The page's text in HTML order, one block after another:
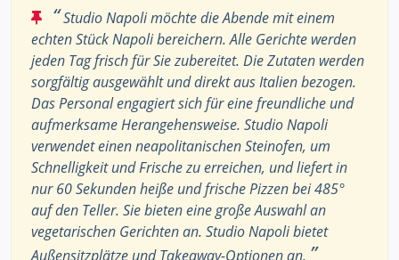
“Studio Napoli möchte die Abende mit einem
echten Stück Napoli bereichern. Alle Gerichte werden
jeden Tag frisch für Sie zubereitet. Die Zutaten werden
sorgfältig ausgewählt und direkt aus Italien bezogen.
Das Personal engagiert sich für eine freundliche und
aufmerksame Herangehensweise. Studio Napoli
verwendet einen neapolitanischen Steinofen, um
Schnelligkeit und Frische zu erreichen, und liefert in
nur 60 Sekunden heiße und frische Pizzen bei 485°
auf den Teller. Sie bieten eine große Auswahl an
vegetarischen Gerichten an. Studio Napoli bietet
Außensitzplätze und Takeaway-Optionen an. ”